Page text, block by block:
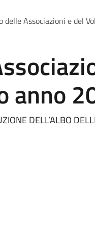
delle Associazioni e del
anno
DELL’ALBO